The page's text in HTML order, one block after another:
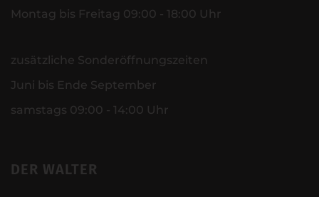
Montag bis Freitag 09:00 - 18:00 Uhr
zusätzliche Sonderöffnungszeiten
Juni bis Ende September
samstags 09:00 - 14:00 Uhr
DER WALTER